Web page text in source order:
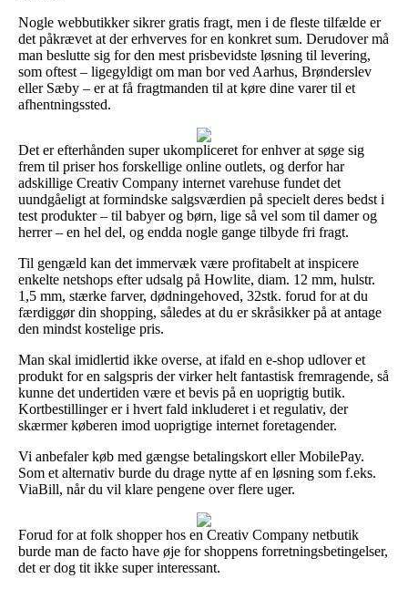
Nogle webbutikker sikrer gratis fragt, men i de fleste tilfælde er
det påkrævet at der erhverves for en konkret sum. Derudover må
man beslutte sig for den mest prisbevidste løsning til levering,
som oftest – ligegyldigt om man bor ved Aarhus, Brønderslev
eller Sæby – er at få fragtmanden til at køre dine varer til et
afhentningssted.
Det er efterhånden super ukompliceret for enhver at søge sig
frem til priser hos forskellige online outlets, og derfor har
adskillige Creativ Company internet varehuse fundet det
uundgåeligt at formindske salgsværdien på specielt deres bedst i
test produkter – til babyer og børn, lige så vel som til damer og
herrer – en hel del, og endda nogle gange tilbyde fri fragt.
Til gengæld kan det immervæk være profitabelt at inspicere
enkelte netshops efter udsalg på Howlite, diam. 12 mm, hulstr.
1,5 mm, stærke farver, dødningehoved, 32stk. forud for at du
færdiggør din shopping, således at du er skråsikker på at antage
den mindst kostelige pris.
Man skal imidlertid ikke overse, at ifald en e-shop udlover et
produkt for en salgspris der virker helt fantastisk fremragende, så
kunne det undertiden være et bevis på en uoprigtig butik.
Kortbestillinger er i hvert fald inkluderet i et regulativ, der
skærmer køberen imod uoprigtige internet foretagender.
Vi anbefaler køb med gængse betalingskort eller MobilePay.
Som et alternativ burde du drage nytte af en løsning som f.eks.
ViaBill, når du vil klare pengene over flere uger.
Forud for at folk shopper hos en Creativ Company netbutik
burde man de facto have øje for shoppens forretningsbetingelser,
det er dog tit ikke super interessant.